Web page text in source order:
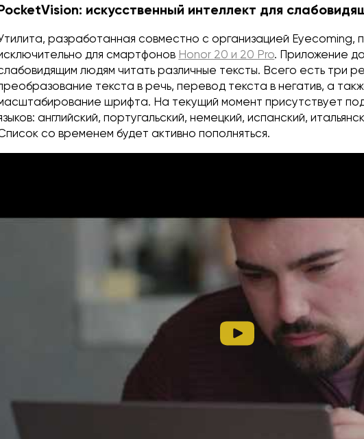
искусственный интеллект для
разработанная совместно с организацией Eyecoming,
для смартфонов Honor 20 и 20 Pro. Приложение
людям читать различные тексты. Всего есть три
текста в речь, перевод текста в негатив, а
шрифта. На текущий момент присутствует
английский, португальский, немецкий, испанский,
со временем будет активно пополняться.